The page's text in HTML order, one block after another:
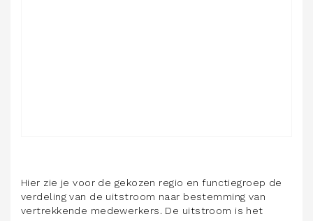
Hier zie je voor de gekozen regio en functiegroep de
verdeling van de uitstroom naar bestemming van
vertrekkende medewerkers. De uitstroom is het